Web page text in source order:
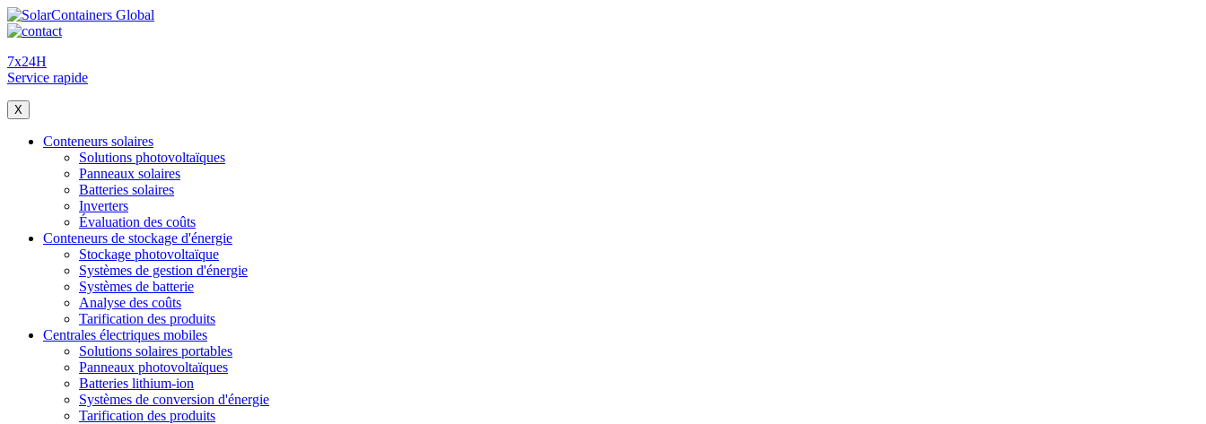
7x24H
Service rapide
X
Conteneurs solaires
Solutions photovoltaïques
Panneaux solaires
Batteries solaires
Inverters
Évaluation des coûts
Conteneurs de stockage d'énergie
Stockage photovoltaïque
Systèmes de gestion d'énergie
Systèmes de batterie
Analyse des coûts
Tarification des produits
Centrales électriques mobiles
Solutions solaires portables
Panneaux photovoltaïques
Batteries lithium-ion
Systèmes de conversion d'énergie
Tarification des produits